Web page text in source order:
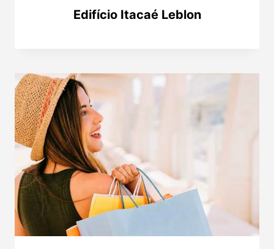
Edifício Itacaé Leblon